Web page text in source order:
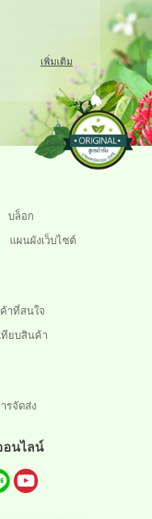
เพิ่มเติม
บล็อก
แผนผังเว็บไซต์
าที่สนใจ
ทียบสินค้า
รจัดส่ง
อนไลน์